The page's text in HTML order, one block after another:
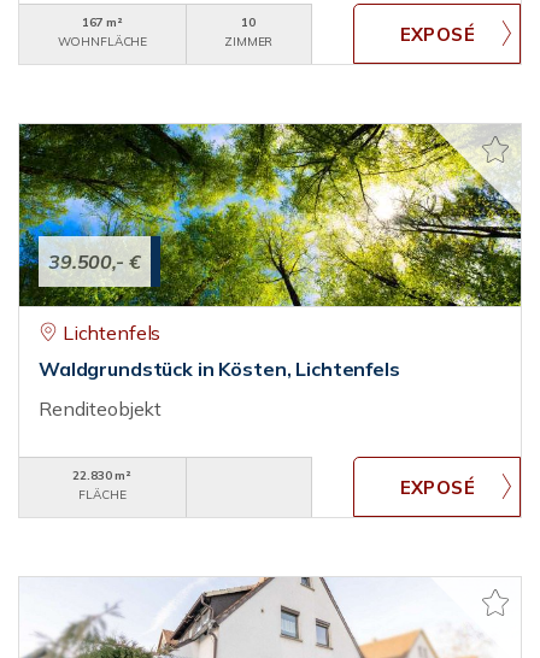
167 m²
WOHNFLÄCHE
10
ZIMMER
39.500,- €
Lichtenfels
Waldgrundstück in Kösten, Lichtenfels
Renditeobjekt
22.830 m²
FLÄCHE